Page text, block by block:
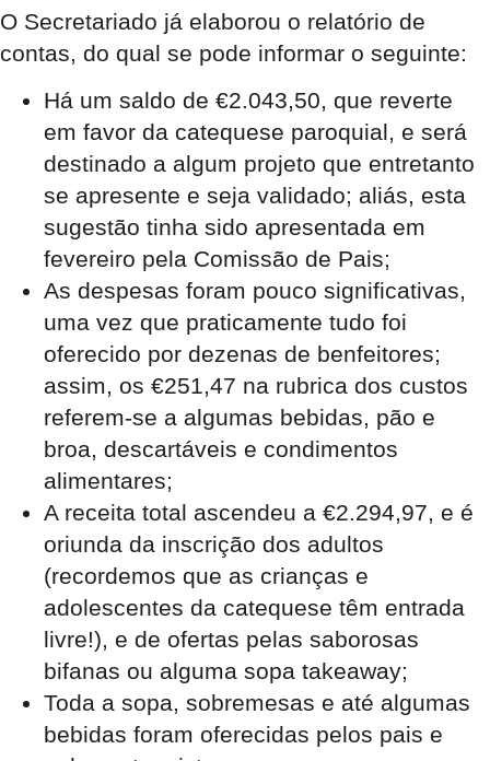
O Secretariado já elaborou o relatório de
contas, do qual se pode informar o seguinte:
Há um saldo de €2.043,50, que reverte
em favor da catequese paroquial, e será
destinado a algum projeto que entretanto
se apresente e seja validado; aliás, esta
sugestão tinha sido apresentada em
fevereiro pela Comissão de Pais;
As despesas foram pouco significativas,
uma vez que praticamente tudo foi
oferecido por dezenas de benfeitores;
assim, os €251,47 na rubrica dos custos
referem-se a algumas bebidas, pão e
broa, descartáveis e condimentos
alimentares;
A receita total ascendeu a €2.294,97, e é
oriunda da inscrição dos adultos
(recordemos que as crianças e
adolescentes da catequese têm entrada
livre!), e de ofertas pelas saborosas
bifanas ou alguma sopa takeaway;
Toda a sopa, sobremesas e até algumas
bebidas foram oferecidas pelos pais e